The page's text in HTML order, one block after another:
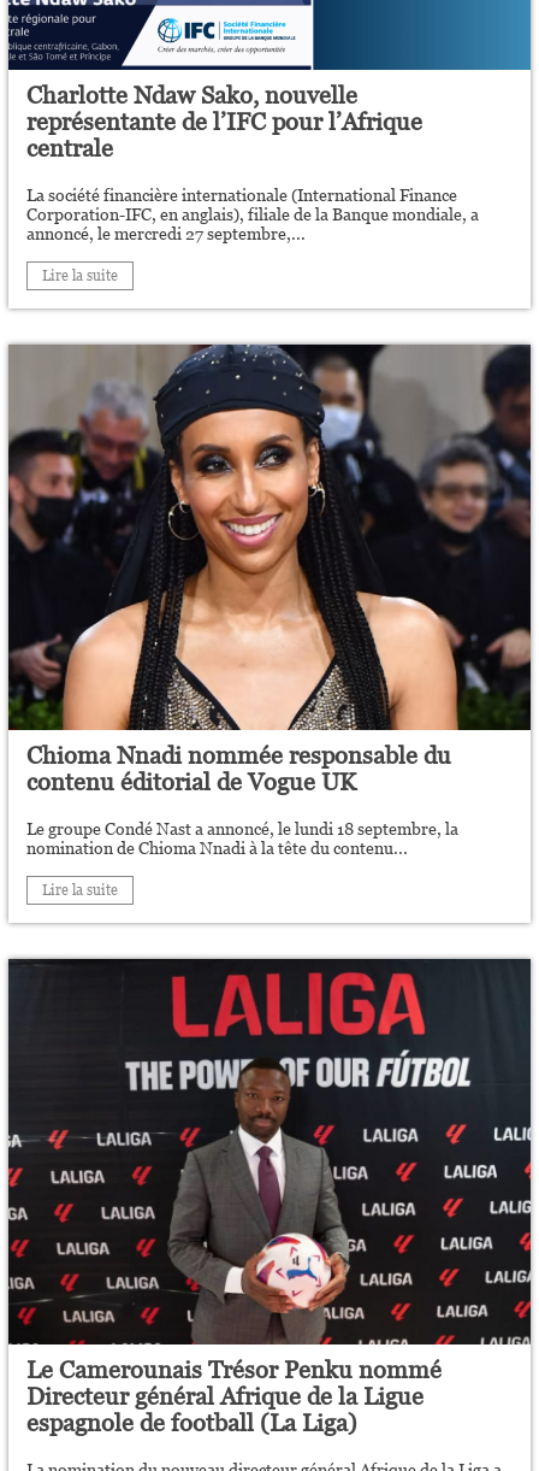
Charlotte Ndaw Sako, nouvelle
représentante de l’IFC pour l’Afrique
centrale
La société financière internationale (International Finance
Corporation-IFC, en anglais), filiale de la Banque mondiale, a
annoncé, le mercredi 27 septembre,...
Lire la suite
Chioma Nnadi nommée responsable du
contenu éditorial de Vogue UK
Le groupe Condé Nast a annoncé, le lundi 18 septembre, la
nomination de Chioma Nnadi à la tête du contenu...
Lire la suite
Le Camerounais Trésor Penku nommé
Directeur général Afrique de la Ligue
espagnole de football (La Liga)